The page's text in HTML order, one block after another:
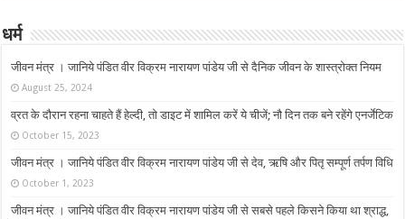
धर्म
जीवन मंत्र । जानिये पंडित वीर विक्रम नारायण पांडेय जी से दैनिक जीवन के शास्त्रोक्त नियम
August 25, 2024
व्रत के दौरान रहना चाहते हैं हेल्दी, तो डाइट में शामिल करें ये चीजें; नौ दिन तक बने रहेंगे एनर्जेटिक
October 15, 2023
जीवन मंत्र । जानिये पंडित वीर विक्रम नारायण पांडेय जी से देव, ऋषि और पितृ सम्पूर्ण तर्पण विधि
October 1, 2023
जीवन मंत्र । जानिये पंडित वीर विक्रम नारायण पांडेय जी से सबसे पहले किसने किया था श्राद्ध,